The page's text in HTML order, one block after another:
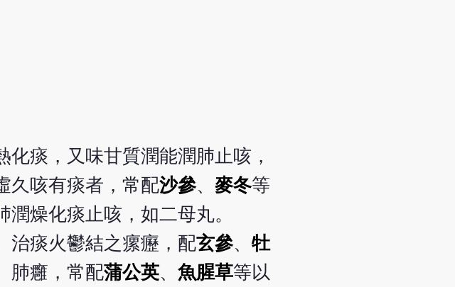
痰，又味甘質潤能潤肺止咳，
久咳有痰者，常配沙參、 麥冬等
潤燥化痰止咳，如二母丸。
治痰火鬱結之瘰癧，配玄參、 牡
肺癰，常配蒲公英、 魚腥草等以